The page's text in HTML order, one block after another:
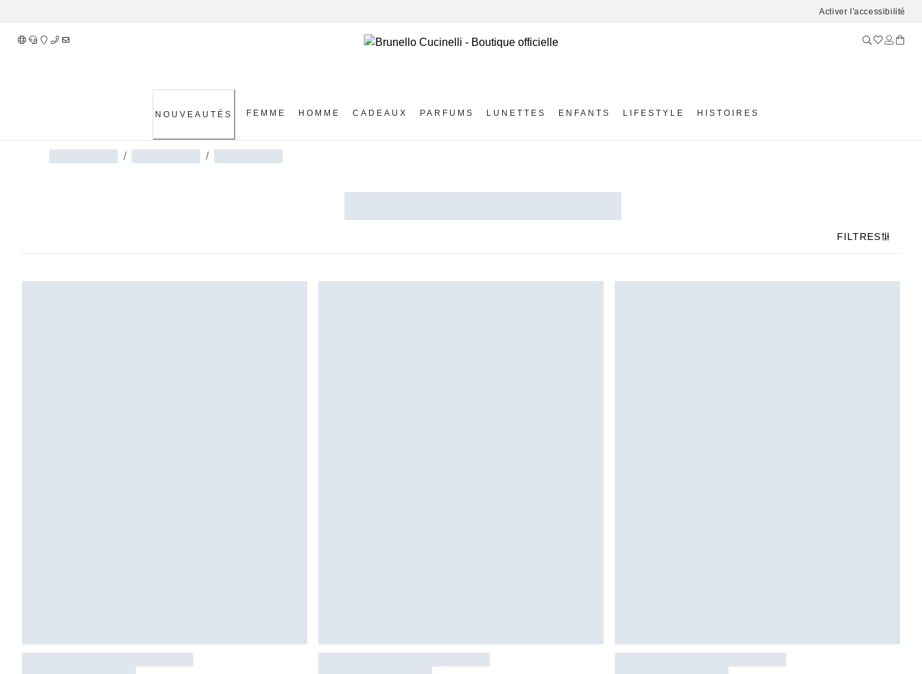
Activer l'accessibilité
NOUVEAUTÉS FEMME HOMME CADEAUX PARFUMS LUNETTES ENFANTS LIFESTYLE HISTOIRES
/ /
FILTRES